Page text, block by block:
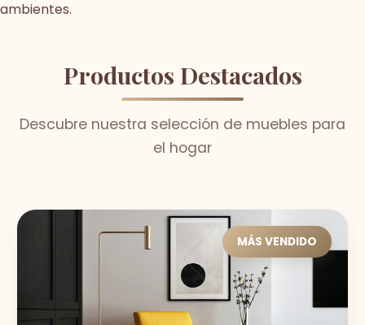
ambientes.
Productos Destacados
Descubre nuestra selección de muebles para
el hogar
MÁS VENDIDO